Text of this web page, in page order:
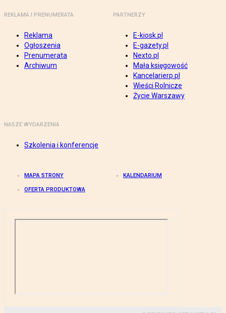
REKLAMA I PRENUMERATA
Reklama
Ogłoszenia
Prenumerata
Archiwum
PARTNERZY
E-kiosk.pl
E-gazety.pl
Nexto.pl
Mała księgowość
Kancelarierp.pl
Wieści Rolnicze
Życie Warszawy
NASZE WYDARZENIA
Szkolenia i konferencje
MAPA STRONY KALENDARIUM
OFERTA PRODUKTOWA